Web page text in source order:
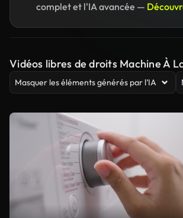
complet et l'IA avancée —
Vidéos libres de droits Machine À
Masquer les éléments générés par l’IA